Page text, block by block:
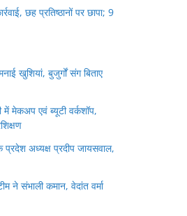
छह प्रतिष्ठानों पर छापा; 9
खुशियां, बुजुर्गों संग बिताए
मेकअप एवं ब्यूटी वर्कशॉप,
प्रदेश अध्यक्ष प्रदीप जायसवाल,
ने संभाली कमान, वेदांत वर्मा